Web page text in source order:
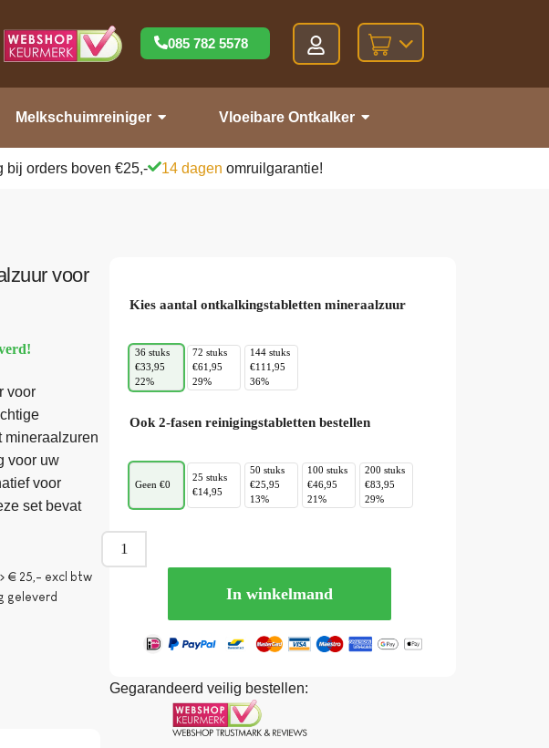
085 782 5578
Melkschuimreiniger Vloeibare Ontkalker
bij orders boven €25,- 14 dagen omruilgarantie!
voor
voor
mineraalzuren
voor uw
voor
set bevat
€ 25,- excl btw
geleverd
Kies aantal ontkalkingstabletten mineraalzuur
36 stuks
€33,95
22%
72 stuks
€61,95
29%
144 stuks
€111,95
36%
Ook 2-fasen reinigingstabletten bestellen
Geen €0
25 stuks
€14,95
50 stuks
€25,95
13%
100 stuks
€46,95
21%
200 stuks
€83,95
29%
In winkelmand
Gegarandeerd veilig bestellen: